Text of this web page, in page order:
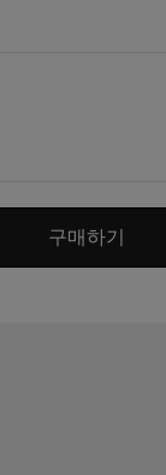
레이
구매하기